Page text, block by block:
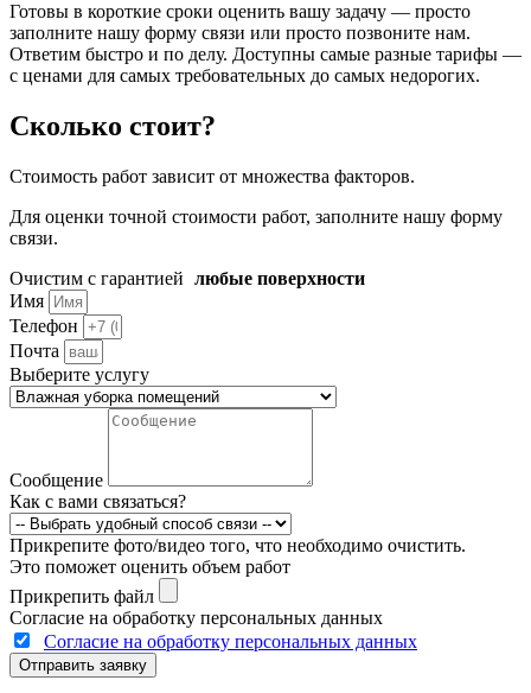
Готовы в короткие сроки оценить вашу задачу — просто
заполните нашу форму связи или просто позвоните нам.
Ответим быстро и по делу. Доступны самые разные тарифы —
с ценами для самых требовательных до самых недорогих.
Сколько стоит?
Стоимость работ зависит от множества факторов.
Для оценки точной стоимости работ, заполните нашу форму
связи.
Очистим с гарантией любые поверхности
Имя
Телефон
Почта
Выберите услугу
Сообщение
Как с вами связаться?
Прикрепите фото/видео того, что необходимо очистить.
Это поможет оценить объем работ
Прикрепить файл
Согласие на обработку персональных данных
Согласие на обработку персональных данных
Отправить заявку